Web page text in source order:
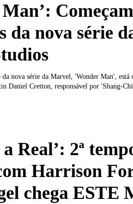
da nova série
da nova série da Marvel, 'Wonder Man', está
Daniel Cretton, responsável por 'Shang-
Real’: 2ª
Harrison
chega ESTE